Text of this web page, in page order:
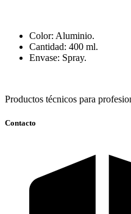
Color: Aluminio.
Cantidad: 400 ml.
Envase: Spray.
Productos técnicos para
Contacto